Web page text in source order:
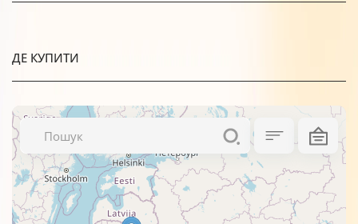
ДЕ КУПИТИ